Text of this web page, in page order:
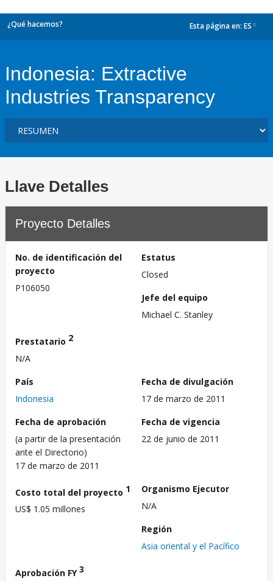
¿Qué hacemos? Esta página en: ES
Indonesia: Extractive
Industries Transparency
Llave Detalles
Proyecto Detalles
No. de identificación del
proyecto
P106050
Estatus
Closed
Jefe del equipo
Michael C. Stanley
Prestatario 2
N/A
País
Indonesia
Fecha de divulgación
17 de marzo de 2011
Fecha de aprobación
(a partir de la presentación
ante el Directorio)
17 de marzo de 2011
Fecha de vigencia
22 de junio de 2011
Costo total del proyecto 1
US$ 1.05 millones
Organismo Ejecutor
N/A
Región
Asia oriental y el Pacífico
Aprobación FY3